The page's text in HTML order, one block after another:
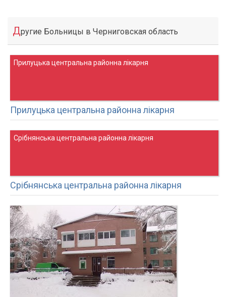
Другие Больницы в Черниговская область
Прилуцька центральна районна лікарня
Прилуцька центральна районна лікарня
Срібнянська центральна районна лікарня
Срібнянська центральна районна лікарня